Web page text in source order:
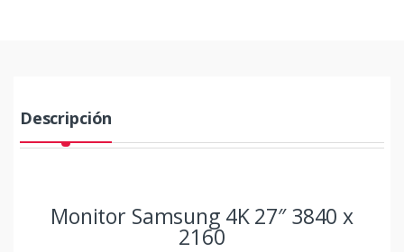
Descripción
Monitor Samsung 4K 27″ 3840 x
2160